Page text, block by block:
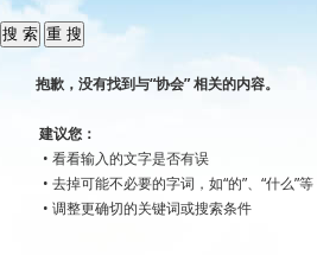
抱歉，没有找到与“协会” 相关的内容。
建议您：
• 看看输入的文字是否有误
• 去掉可能不必要的字词，如“的”、“什么”等
• 调整更确切的关键词或搜索条件